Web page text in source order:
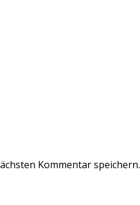
Kommentar speichern.